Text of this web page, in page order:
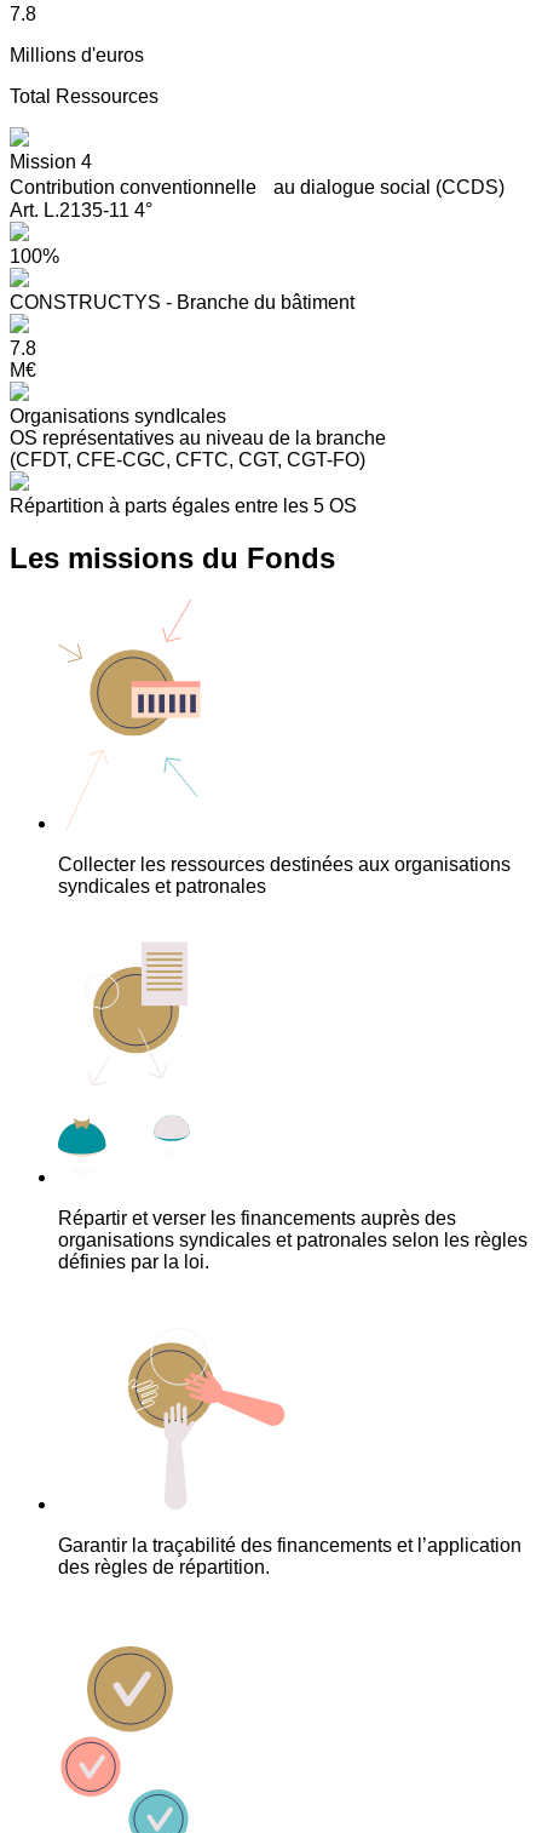
7.8
Millions d'euros
Total Ressources
Mission 4
Contribution conventionnelle au dialogue social (CCDS)
Art. L.2135-11 4°
100%
CONSTRUCTYS - Branche du bâtiment
7.8
M€
Organisations syndIcales
OS représentatives au niveau de la branche
(CFDT, CFE-CGC, CFTC, CGT, CGT-FO)
Répartition à parts égales entre les 5 OS
Les missions du Fonds
Collecter les ressources destinées aux organisations
syndicales et patronales
Répartir et verser les financements auprès des
organisations syndicales et patronales selon les règles
définies par la loi.
Garantir la traçabilité des financements et l’application
des règles de répartition.